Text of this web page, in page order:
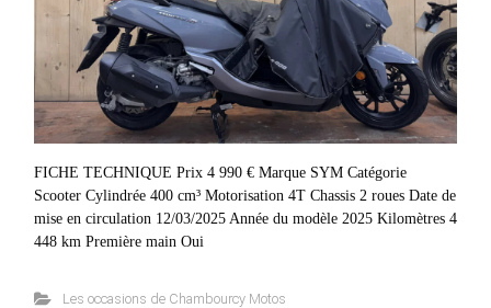
FICHE TECHNIQUE Prix 4 990 € Marque SYM Catégorie
Scooter Cylindrée 400 cm³ Motorisation 4T Chassis 2 roues Date de
mise en circulation 12/03/2025 Année du modèle 2025 Kilomètres 4
448 km Première main Oui
Les occasions de Chambourcy Motos